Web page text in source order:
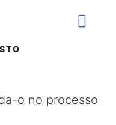
o no processo